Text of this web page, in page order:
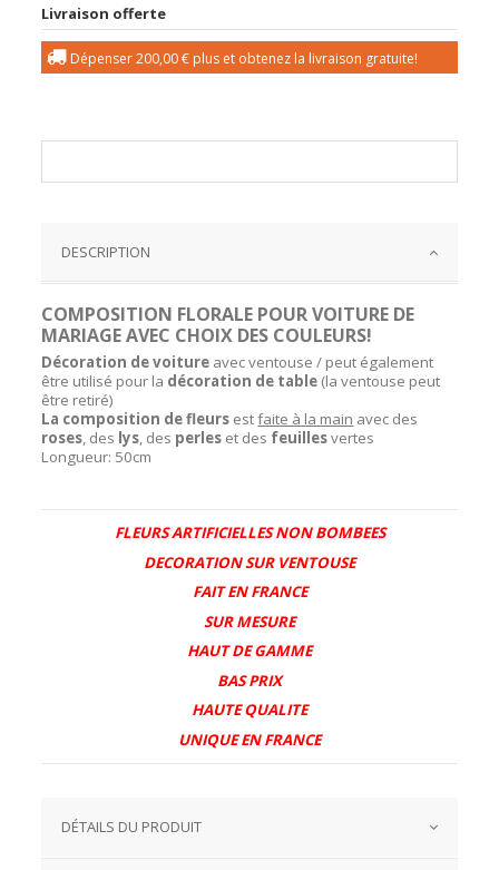
Livraison offerte
Dépenser200,00 € plus et obtenez la livraison gratuite!
DESCRIPTION
COMPOSITION FLORALE POUR VOITURE DE
MARIAGE AVEC CHOIX DES COULEURS!
Décoration de voiture avec ventouse / peut également
être utilisé pour la décoration de table (la ventouse peut
être retiré)
La composition de fleurs estfaite à la main avec des
roses, des lys, des perles et des feuillesvertes
Longueur: 50cm
FLEURS ARTIFICIELLES NON BOMBEES
DECORATION SUR VENTOUSE
FAIT EN FRANCE
SUR MESURE
HAUT DE GAMME
BAS PRIX
HAUTE QUALITE
UNIQUE EN FRANCE
DÉTAILS DU PRODUIT